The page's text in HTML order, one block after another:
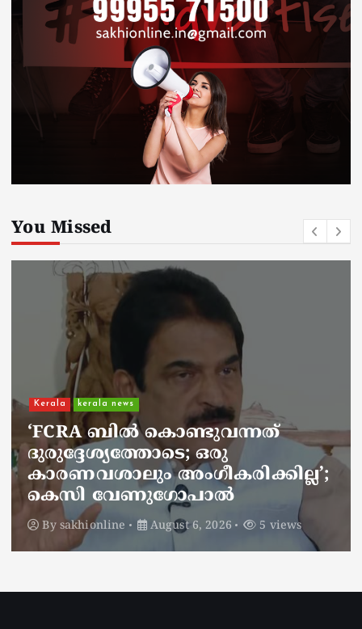
You Missed
kerala news
ചാലിശേരിയില്‍ സര്‍ക്കാര്‍
ജനകീയ ആരോഗ്യകേന്ദ്രത്തില്‍
നഴ്സിന് അണലിയുടെ കടിയേറ്റു;
അണലിയുടെ കടിയേറ്റത്
ഡ്യൂട്ടിക്കിടെ
By sakhionline August 6, 2026 4 views